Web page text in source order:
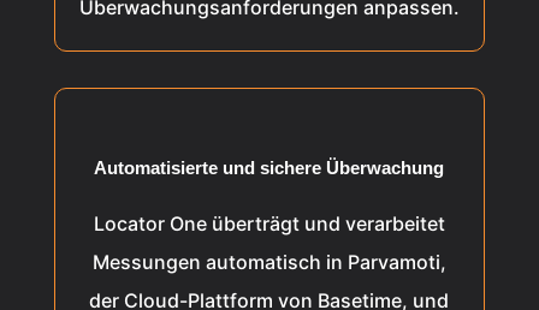
Überwachungsanforderungen anpassen.
Automatisierte und sichere Überwachung
Locator One überträgt und verarbeitet
Messungen automatisch in Parvamoti,
der Cloud-Plattform von Basetime, und